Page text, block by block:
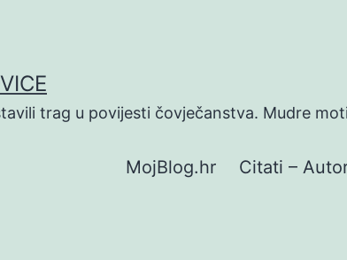
trag u povijesti čovječanstva. Mudre
MojBlog.hr Citati –